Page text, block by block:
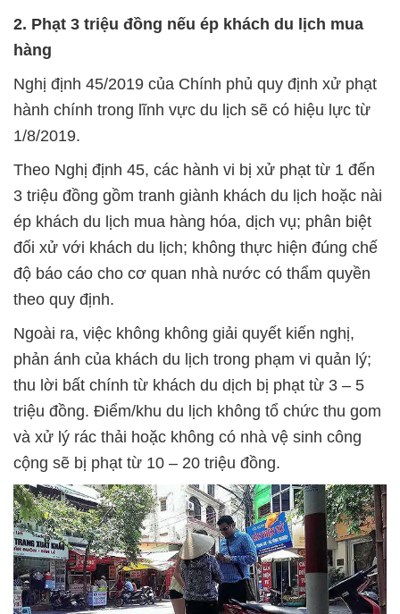
2. Phạt 3 triệu đồng nếu ép khách du lịch mua
hàng
Nghị định 45/2019 của Chính phủ quy định xử phạt
hành chính trong lĩnh vực du lịch sẽ có hiệu lực từ
1/8/2019.
Theo Nghị định 45, các hành vi bị xử phạt từ 1 đến
3 triệu đồng gồm tranh giành khách du lịch hoặc nài
ép khách du lịch mua hàng hóa, dịch vụ; phân biệt
đối xử với khách du lịch; không thực hiện đúng chế
độ báo cáo cho cơ quan nhà nước có thẩm quyền
theo quy định.
Ngoài ra, việc không không giải quyết kiến nghị,
phản ánh của khách du lịch trong phạm vi quản lý;
thu lời bất chính từ khách du dịch bị phạt từ 3 – 5
triệu đồng. Điểm/khu du lịch không tổ chức thu gom
và xử lý rác thải hoặc không có nhà vệ sinh công
cộng sẽ bị phạt từ 10 – 20 triệu đồng.